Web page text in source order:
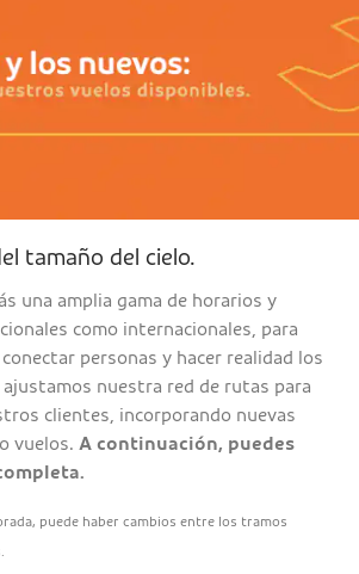
tamaño del cielo.
una amplia gama de horarios y
como internacionales, para
personas y hacer realidad los
ajustamos nuestra red de rutas para
clientes, incorporando nuevas
vuelos. A continuación, puedes
puede haber cambios entre los tramos